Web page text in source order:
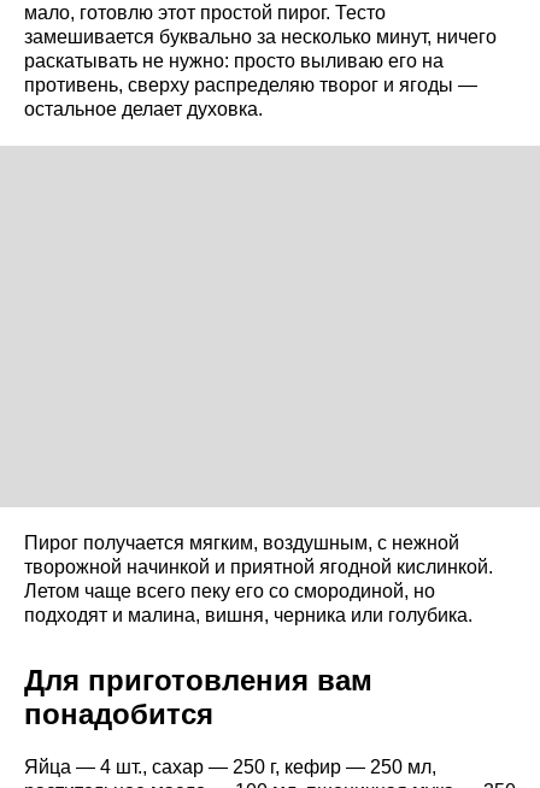
мало, готовлю этот простой пирог. Тесто
замешивается буквально за несколько минут, ничего
раскатывать не нужно: просто выливаю его на
противень, сверху распределяю творог и ягоды —
остальное делает духовка.
Пирог получается мягким, воздушным, с нежной
творожной начинкой и приятной ягодной кислинкой.
Летом чаще всего пеку его со смородиной, но
подходят и малина, вишня, черника или голубика.
Для приготовления вам
понадобится
Яйца — 4 шт., сахар — 250 г, кефир — 250 мл,